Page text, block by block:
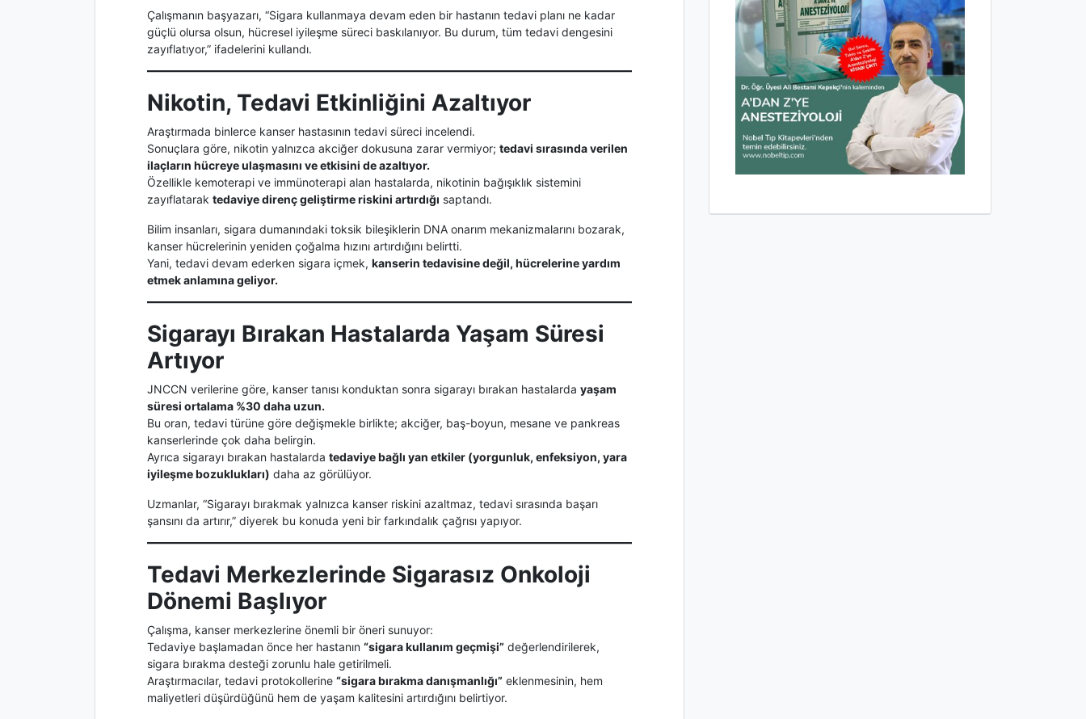
Çalışmanın başyazarı, “Sigara kullanmaya devam eden bir hastanın tedavi planı ne kadar
güçlü olursa olsun, hücresel iyileşme süreci baskılanıyor. Bu durum, tüm tedavi dengesini
zayıflatıyor,” ifadelerini kullandı.
Nikotin, Tedavi Etkinliğini Azaltıyor
Araştırmada binlerce kanser hastasının tedavi süreci incelendi.
Sonuçlara göre, nikotin yalnızca akciğer dokusuna zarar vermiyor; tedavi sırasında verilen
ilaçların hücreye ulaşmasını ve etkisini de azaltıyor.
Özellikle kemoterapi ve immünoterapi alan hastalarda, nikotinin bağışıklık sistemini
zayıflatarak tedaviye direnç geliştirme riskini artırdığı saptandı.
Bilim insanları, sigara dumanındaki toksik bileşiklerin DNA onarım mekanizmalarını bozarak,
kanser hücrelerinin yeniden çoğalma hızını artırdığını belirtti.
Yani, tedavi devam ederken sigara içmek, kanserin tedavisine değil, hücrelerine yardım
etmek anlamına geliyor.
Sigarayı Bırakan Hastalarda Yaşam Süresi
Artıyor
JNCCN verilerine göre, kanser tanısı konduktan sonra sigarayı bırakan hastalarda yaşam
süresi ortalama %30 daha uzun.
Bu oran, tedavi türüne göre değişmekle birlikte; akciğer, baş-boyun, mesane ve pankreas
kanserlerinde çok daha belirgin.
Ayrıca sigarayı bırakan hastalarda tedaviye bağlı yan etkiler (yorgunluk, enfeksiyon, yara
iyileşme bozuklukları) daha az görülüyor.
Uzmanlar, “Sigarayı bırakmak yalnızca kanser riskini azaltmaz, tedavi sırasında başarı
şansını da artırır,” diyerek bu konuda yeni bir farkındalık çağrısı yapıyor.
Tedavi Merkezlerinde Sigarasız Onkoloji
Dönemi Başlıyor
Çalışma, kanser merkezlerine önemli bir öneri sunuyor:
Tedaviye başlamadan önce her hastanın “sigara kullanım geçmişi” değerlendirilerek,
sigara bırakma desteği zorunlu hale getirilmeli.
Araştırmacılar, tedavi protokollerine “sigara bırakma danışmanlığı” eklenmesinin, hem
maliyetleri düşürdüğünü hem de yaşam kalitesini artırdığını belirtiyor.